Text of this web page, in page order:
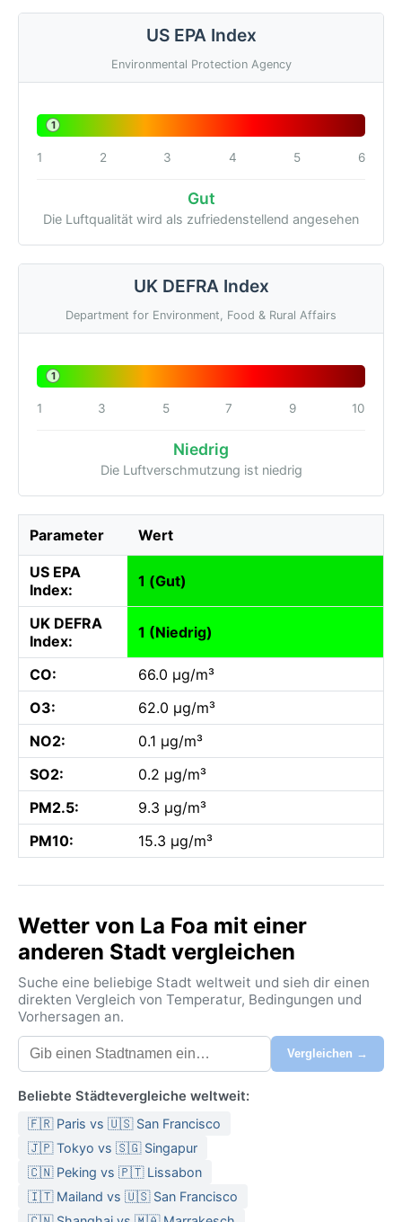
US EPA Index
Environmental Protection Agency
1
1 2 3 4 5 6
Gut
Die Luftqualität wird als zufriedenstellend angesehen
UK DEFRA Index
Department for Environment, Food & Rural Affairs
1
1 3 5 7 9 10
Niedrig
Die Luftverschmutzung ist niedrig
Parameter Wert
US EPA
Index:
1 (Gut)
UK DEFRA
Index:
1 (Niedrig)
CO:
66.0 µg/m³
O3:
62.0 µg/m³
NO2:
0.1 µg/m³
SO2:
0.2 µg/m³
PM2.5:
9.3 µg/m³
PM10:
15.3 µg/m³
Wetter von La Foa mit einer
anderen Stadt vergleichen
Suche eine beliebige Stadt weltweit und sieh dir einen
direkten Vergleich von Temperatur, Bedingungen und
Vorhersagen an.
Vergleichen →
Beliebte Städtevergleiche weltweit:
🇫🇷 Paris vs 🇺🇸 San Francisco
🇯🇵 Tokyo vs 🇸🇬 Singapur
🇨🇳 Peking vs 🇵🇹 Lissabon
🇮🇹 Mailand vs 🇺🇸 San Francisco